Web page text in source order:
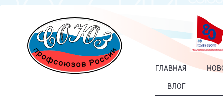
ГЛАВНАЯ
ВЛОГ